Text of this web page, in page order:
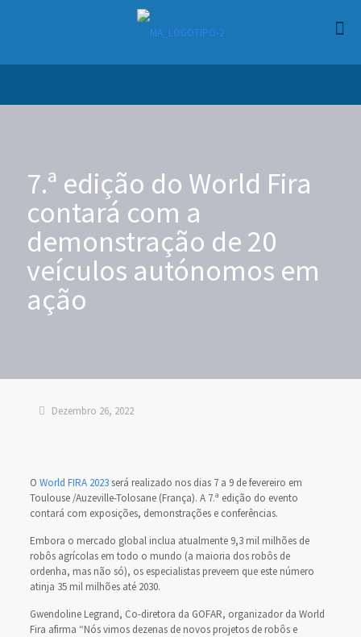
7.ª edição do World Fira
contará com a
demonstração de 20
veículos autónomos em
ação
Dezembro 26, 2022
O World FIRA 2023será realizado nos dias 7 a 9 de fevereiro em
Toulouse /Auzeville-Tolosane (França). A 7.ª edição do evento
contará com exposições, demonstrações e conferências.
Embora o mercado global inclua atualmente 9,3 mil milhões de
robôs agrícolas em todo o mundo (a maioria dos robôs de
ordenha, mas não só), os especialistas preveem que este número
atinja 35 mil milhões até 2030.
Gwendoline Legrand, Co-diretora da GOFAR, organizador da World
Fira afirma “Nós vimos dezenas de novos projetos de robôs e